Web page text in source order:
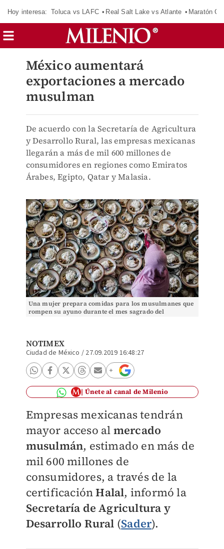
Hoy interesa: Toluca vs LAFC Real Salt Lake vs Atlante Maratón
México aumentará
exportaciones a mercado
musulman
De acuerdo con la Secretaría de Agricultura
y Desarrollo Rural, las empresas mexicanas
llegarán a más de mil 600 millones de
consumidores en regiones como Emiratos
Árabes, Egipto, Qatar y Malasia.
Una mujer prepara comidas para los musulmanes que
rompen su ayuno durante el mes sagrado del
NOTIMEX
Ciudad de México / 27.09.2019 16:48:27
Únete al canal de Milenio
Empresas mexicanas tendrán
mayor acceso al mercado
musulmán, estimado en más de
mil 600 millones de
consumidores, a través de la
certificaciónHalal, informó la
Secretaría de Agricultura y
Desarrollo Rural (Sader).